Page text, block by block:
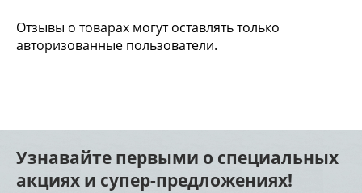
Отзывы о товарах могут оставлять только
авторизованные пользователи.
Узнавайте первыми о специальных
акциях и супер-предложениях!